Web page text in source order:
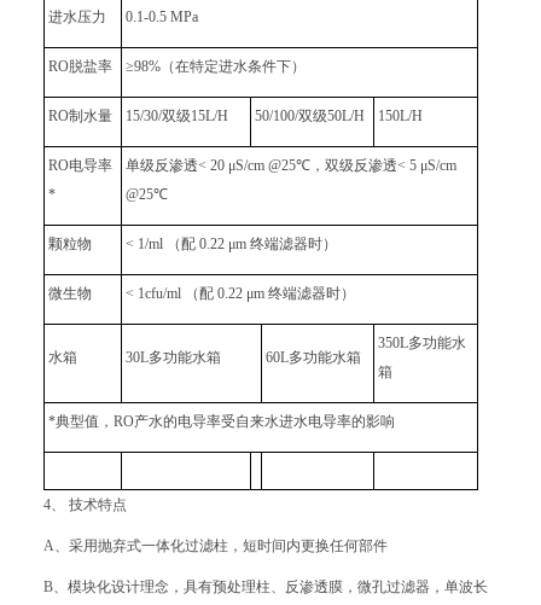
进水压力 0.1-0.5 MPa
RO脱盐率 ≥98%（在特定进水条件下）
RO制水量 15/30/双级15L/H 50/100/双级50L/H 150L/H
RO电导率
*
单级反渗透< 20 μS/cm @25℃，双级反渗透< 5 μS/cm
@25℃
颗粒物 < 1/ml （配 0.22 μm 终端滤器时）
微生物 < 1cfu/ml （配 0.22 μm 终端滤器时）
水箱 30L多功能水箱 60L多功能水箱
350L多功能水
箱
*典型值，RO产水的电导率受自来水进水电导率的影响
4、 技术特点
A、采用抛弃式一体化过滤柱，短时间内更换任何部件
B、模块化设计理念，具有预处理柱、反渗透膜，微孔过滤器，单波长